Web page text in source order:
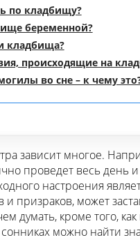
по кладбищу?
беременной?
кладбища?
происходящие на
во сне – к чему
зависит многое.
проведет весь день
настроения
и призраков, может
думать, кроме того,
можно найти